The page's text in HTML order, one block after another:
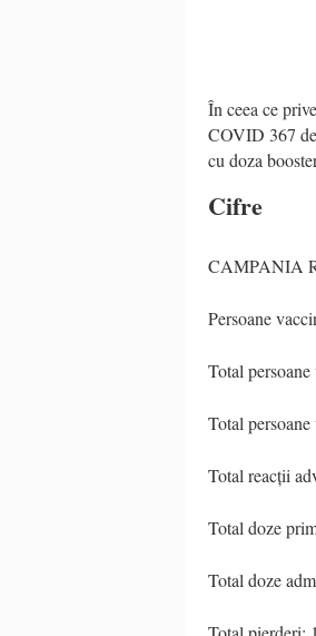
În ceea ce
COVID 367
cu doza
Cifre
CAMPANIA
Persoane
Total
Total
Total reacții
Total doze
Total doze